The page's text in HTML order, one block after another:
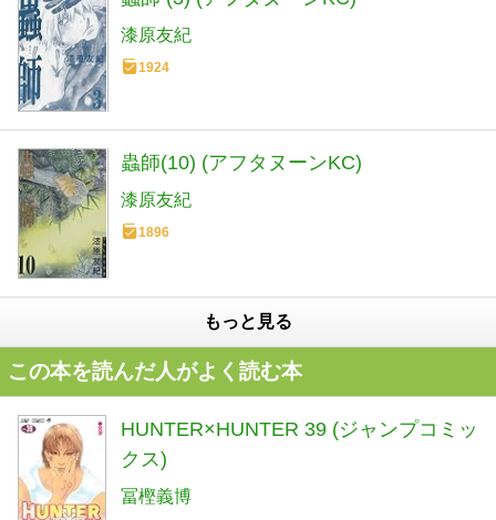
漆原友紀
1924
蟲師(10) (アフタヌーンKC)
漆原友紀
1896
もっと見る
この本を読んだ人がよく読む本
HUNTER×HUNTER 39 (ジャンプコミッ
クス)
冨樫義博